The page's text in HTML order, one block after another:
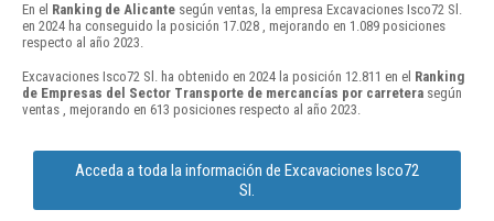
En el Ranking de Alicante según ventas, la empresa Excavaciones Isco72 Sl.
en 2024 ha conseguido la posición 17.028 , mejorando en 1.089 posiciones
respecto al año 2023.
Excavaciones Isco72 Sl. ha obtenido en 2024 la posición 12.811 en el Ranking
de Empresas del Sector Transporte de mercancías por carretera según
ventas , mejorando en 613 posiciones respecto al año 2023.
Acceda a toda la información de Excavaciones Isco72
Sl.